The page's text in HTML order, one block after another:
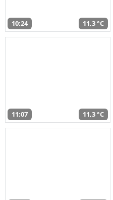
10:24 11,3 °C
11:07 11,3 °C